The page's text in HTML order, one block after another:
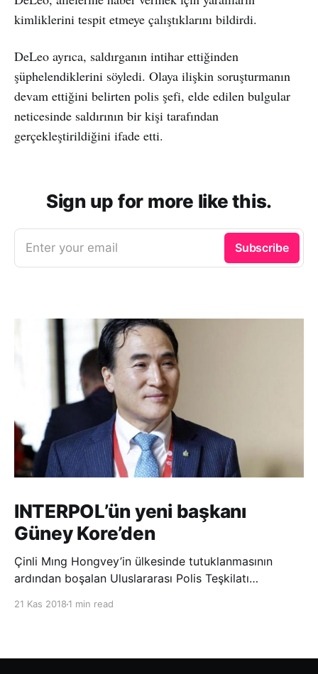
kimliklerini tespit etmeye çalıştıklarını bildirdi.
DeLeo ayrıca, saldırganın intihar ettiğinden
şüphelendiklerini söyledi. Olaya ilişkin soruşturmanın
devam ettiğini belirten polis şefi, elde edilen bulgular
neticesinde saldırının bir kişi tarafından
gerçekleştirildiğini ifade etti.
Sign up for more like this.
Enter your email Subscribe
INTERPOL’ün yeni başkanı
Güney Kore’den
Çinli Mıng Hongvey’in ülkesinde tutuklanmasının
ardından boşalan Uluslararası Polis Teşkilatı
21 Kas 2018 1 min read